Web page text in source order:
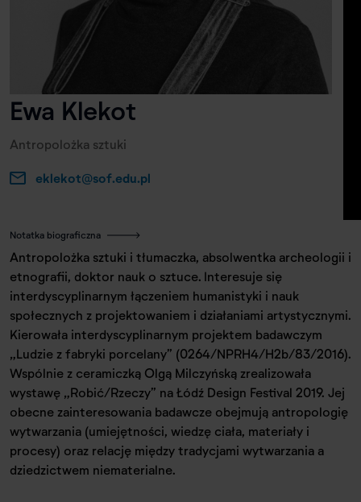
Ewa Klekot
Antropolożka sztuki
eklekot@sof.edu.pl
Notatka biograficzna
Antropolożka sztuki i tłumaczka, absolwentka archeologii i
etnografii, doktor nauk o sztuce. Interesuje się
interdyscyplinarnym łączeniem humanistyki i nauk
społecznych z projektowaniem i działaniami artystycznymi.
Kierowała interdyscyplinarnym projektem badawczym
„Ludzie z fabryki porcelany” (0264/NPRH4/H2b/83/2016).
Wspólnie z ceramiczką Olgą Milczyńską zrealizowała
wystawę „Robić/Rzeczy” na Łódź Design Festival 2019. Jej
obecne zainteresowania badawcze obejmują antropologię
wytwarzania (umiejętności, wiedzę ciała, materiały i
procesy) oraz relację między tradycjami wytwarzania a
dziedzictwem niematerialne.